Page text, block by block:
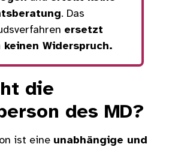
. Das
ersetzt
keinen Widerspruch.
die
des MD?
ist eine unabhängige und